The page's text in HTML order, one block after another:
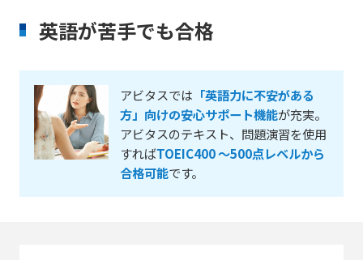
英語が苦手でも合格
アビタスでは 「英語力に不安がある
方」向けの安心サポート機能が充実。
アビタスのテキスト、問題演習を使用
すればTOEIC400 ～500点レベルから
合格可能です。